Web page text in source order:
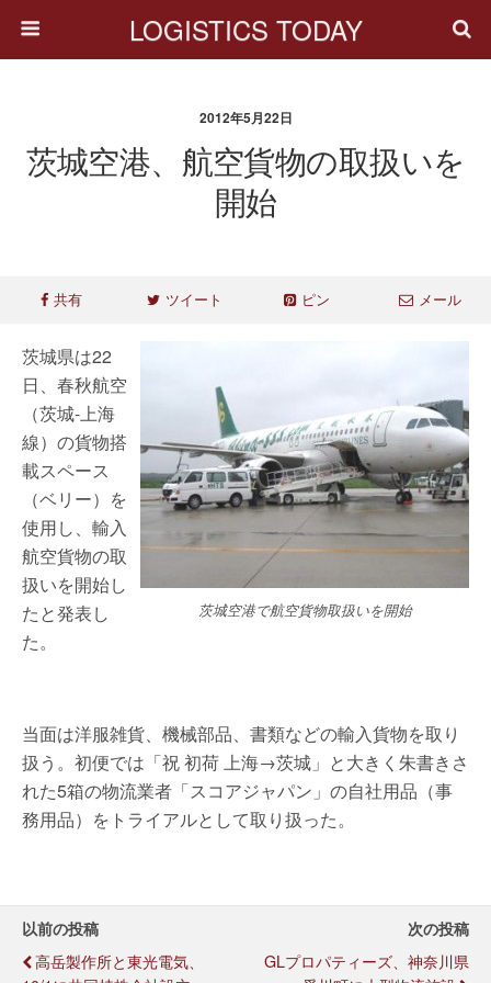
LOGISTICS TODAY
2012年5月22日
茨城空港、航空貨物の取扱いを
開始
共有 ツイート ピン メール
茨城空港で航空貨物取扱いを開始
茨城県は22
日、春秋航空
（茨城-上海
線）の貨物搭
載スペース
（ベリー）を
使用し、輸入
航空貨物の取
扱いを開始し
たと発表し
た。
当面は洋服雑貨、機械部品、書類などの輸入貨物を取り
扱う。初便では「祝 初荷 上海→茨城」と大きく朱書きさ
れた5箱の物流業者「スコアジャパン」の自社用品（事
務用品）をトライアルとして取り扱った。
以前の投稿
高岳製作所と東光電気、
次の投稿
GLプロパティーズ、神奈川県